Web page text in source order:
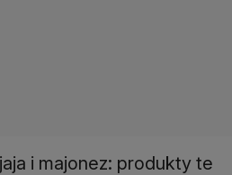
i majonez: produkty te